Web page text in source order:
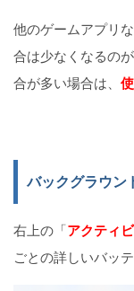
他のゲームアプリ
合は少なくなるの
合が多い場合は、
バックグラウン
右上の「アクティ
ごとの詳しいバッ